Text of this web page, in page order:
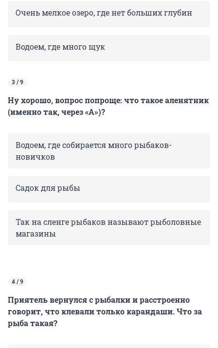
Очень мелкое озеро, где нет больших глубин
Водоем, где много щук
3 / 9
Ну хорошо, вопрос попроще: что такое аленятник
(именно так, через «А»)?
Водоем, где собирается много рыбаков-
новичков
Садок для рыбы
Так на сленге рыбаков называют рыболовные
магазины
4 / 9
Приятель вернулся с рыбалки и расстроенно
говорит, что клевали только карандаши. Что за
рыба такая?